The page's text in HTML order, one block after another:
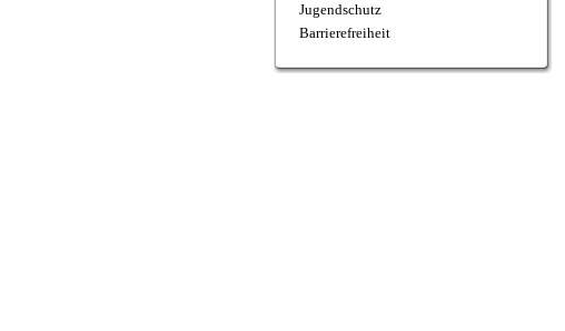
Jugendschutz
Barrierefreiheit